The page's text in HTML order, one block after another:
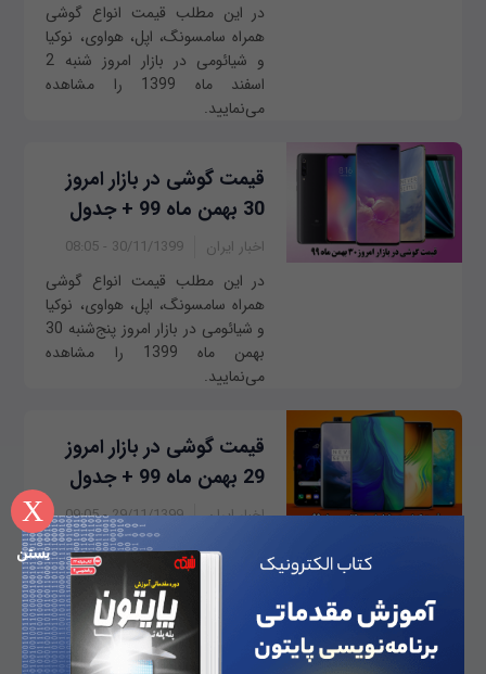
X
بستن
در این مطلب قیمت انواع گوشی
همراه سامسونگ، اپل، هواوی، نوکیا
و شیائومی در بازار امروز ‌شنبه 2
اسفند ماه 1399 را مشاهده
می‌نمایید.
قیمت گوشی در بازار امروز
30 بهمن ماه 99 + جدول
اخبار ایران 30/11/1399 - 08:05
در این مطلب قیمت انواع گوشی
همراه سامسونگ، اپل، هواوی، نوکیا
و شیائومی در بازار امروز پنج‌شنبه 30
بهمن ماه 1399 را مشاهده
می‌نمایید.
قیمت گوشی در بازار امروز
29 بهمن ماه 99 + جدول
اخبار ایران 29/11/1399 - 09:05
در این مطلب قیمت انواع گوشی
همراه سامسونگ، اپل، هواوی، نوکیا
و شیائومی در بازار امروز چهار‌شنبه
29 بهمن ماه 1399 را مشاهده
می‌نمایید.